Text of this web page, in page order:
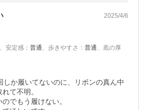
2025/4/6
、 安定感 ： 普通、 歩きやすさ ： 普通、 底の厚
しか履いてないのに、リボンの真ん中
て不明。
でもう履けない。